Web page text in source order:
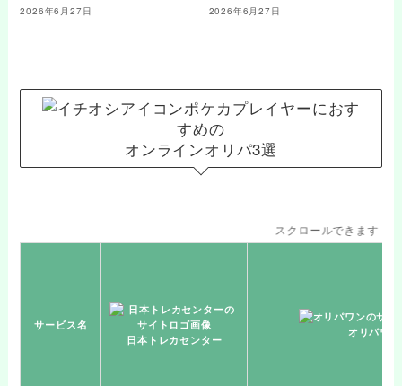
2026年6月27日 2026年6月27日
ポケカプレイヤーにおす
すめの
オンラインオリパ3選
スクロールできます
サービス名
日本トレカセンター
オリパワン